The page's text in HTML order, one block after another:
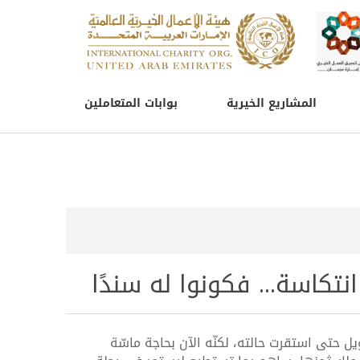
المشاريع الخيرية
فكونوا له سندًا
حتى استقرت حالته، لكنّه الآن بحاجة ماسّة